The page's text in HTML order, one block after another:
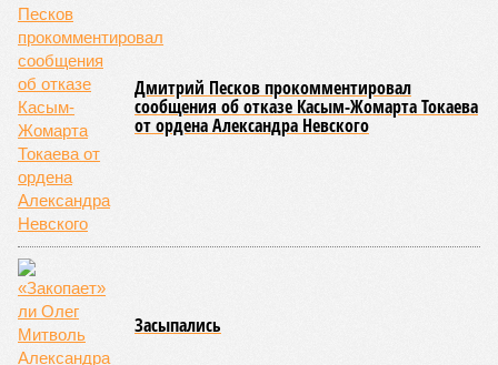
Около 100 лет назад в Поднебесной приключилось то, что
у нас назвали бы тридцатью тремя несчастьями. Страну
последовательно поразили: многолетняя засуха, страшный
паводок, невероятные ливни. Несколько миллионов
человек не пережили этот разгул стихий. Вот что тогда
приключилось.
Зима 1931 года выдалась в Китае чрезвычайно
продолжительной и суровой. Снега образовалось огромное
количество – казалось бы, хороший знак после периода
великой суши, продолжавшегося с 1928-го. Но всё
обратилось катастрофой. Снег растаял, устремился в реки,
начался небывалый паводок, быстро обернувшийся
страшным наводнением, которое обильные весенние ливни